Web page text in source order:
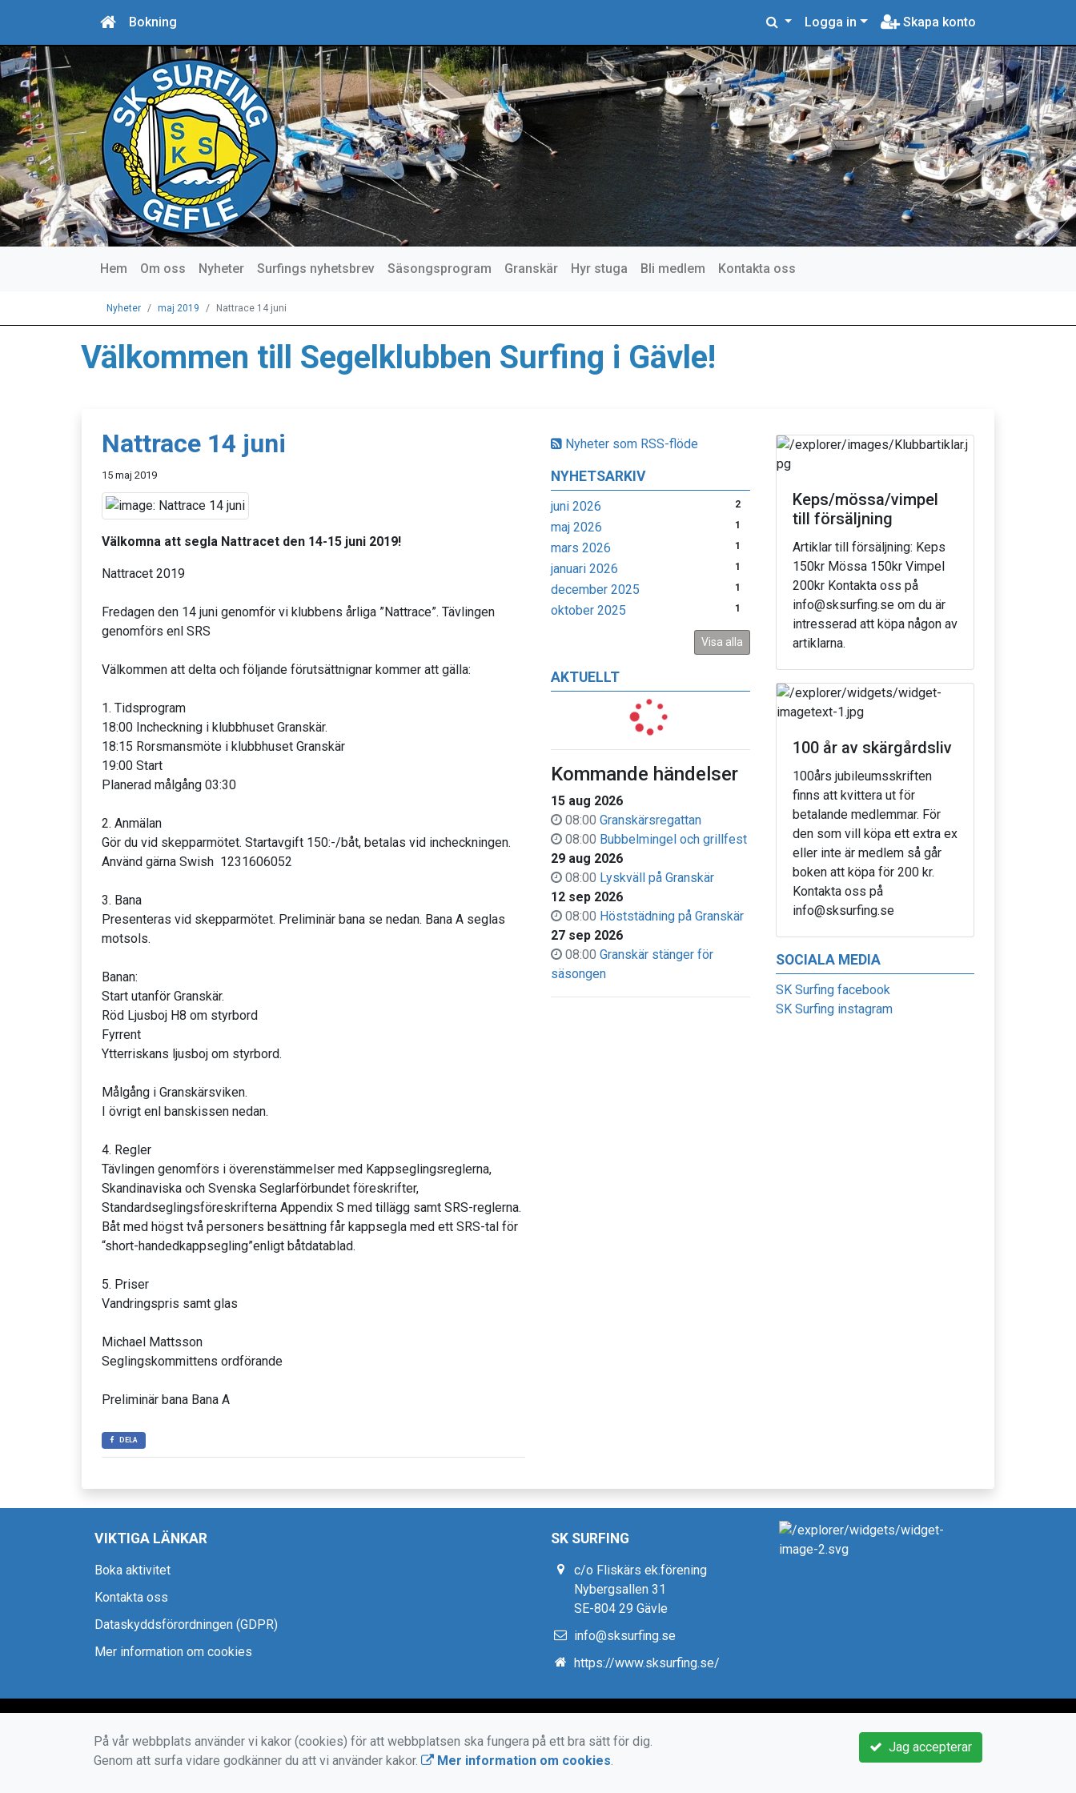
Bokning Logga in Skapa konto
Hem Om oss Nyheter Surfings nyhetsbrev Säsongsprogram Granskär Hyr stuga Bli medlem Kontakta oss
Nyheter maj 2019 Nattrace 14 juni
Välkommen till Segelklubben Surfing i Gävle!
Nyheter som RSS-flöde
NYHETSARKIV
juni 2026 2
maj 2026 1
mars 2026 1
januari 2026 1
december 2025 1
oktober 2025 1
Visa alla
AKTUELLT
Kommande händelser
15 aug 2026
08:00 Granskärsregattan
08:00 Bubbelmingel och grillfest
29 aug 2026
08:00 Lyskväll på Granskär
12 sep 2026
08:00 Höststädning på Granskär
27 sep 2026
08:00 Granskär stänger för
säsongen
Nattrace 14 juni
15 maj 2019
Välkomna att segla Nattracet den 14-15 juni 2019!
Nattracet 2019
Fredagen den 14 juni genomför vi klubbens årliga ”Nattrace”. Tävlingen
genomförs enl SRS
Välkommen att delta och följande förutsättnignar kommer att gälla:
1. Tidsprogram
18:00 Incheckning i klubbhuset Granskär.
18:15 Rorsmansmöte i klubbhuset Granskär
19:00 Start
Planerad målgång 03:30
2. Anmälan
Gör du vid skepparmötet. Startavgift 150:-/båt, betalas vid incheckningen.
Använd gärna Swish 1231606052
3. Bana
Presenteras vid skepparmötet. Preliminär bana se nedan. Bana A seglas
motsols.
Banan:
Start utanför Granskär.
Röd Ljusboj H8 om styrbord
Fyrrent
Ytterriskans ljusboj om styrbord.
Målgång i Granskärsviken.
I övrigt enl banskissen nedan.
4. Regler
Tävlingen genomförs i överenstämmelser med Kappseglingsreglerna,
Skandinaviska och Svenska Seglarförbundet föreskrifter,
Standardseglingsföreskrifterna Appendix S med tillägg samt SRS-reglerna.
Båt med högst två personers besättning får kappsegla med ett SRS-tal för
“short-handedkappsegling”enligt båtdatablad.
5. Priser
Vandringspris samt glas
Michael Mattsson
Seglingskommittens ordförande
Preliminär bana Bana A
DELA
Keps/mössa/vimpel
till försäljning
Artiklar till försäljning: Keps
150kr Mössa 150kr Vimpel
200kr Kontakta oss på
info@sksurfing.se om du är
intresserad att köpa någon av
artiklarna.
100 år av skärgårdsliv
100års jubileumsskriften
finns att kvittera ut för
betalande medlemmar. För
den som vill köpa ett extra ex
eller inte är medlem så går
boken att köpa för 200 kr.
Kontakta oss på
info@sksurfing.se
SOCIALA MEDIA
SK Surfing facebook
SK Surfing instagram
VIKTIGA LÄNKAR
Boka aktivitet
Kontakta oss
Dataskyddsförordningen (GDPR)
Mer information om cookies
SK SURFING
c/o Fliskärs ek.förening
Nybergsallen 31
SE-804 29 Gävle
info@sksurfing.se
https://www.sksurfing.se/
Jag accepterar
På vår webbplats använder vi kakor (cookies) för att webbplatsen ska fungera på ett bra sätt för dig.
Genom att surfa vidare godkänner du att vi använder kakor.
Mer information om cookies.